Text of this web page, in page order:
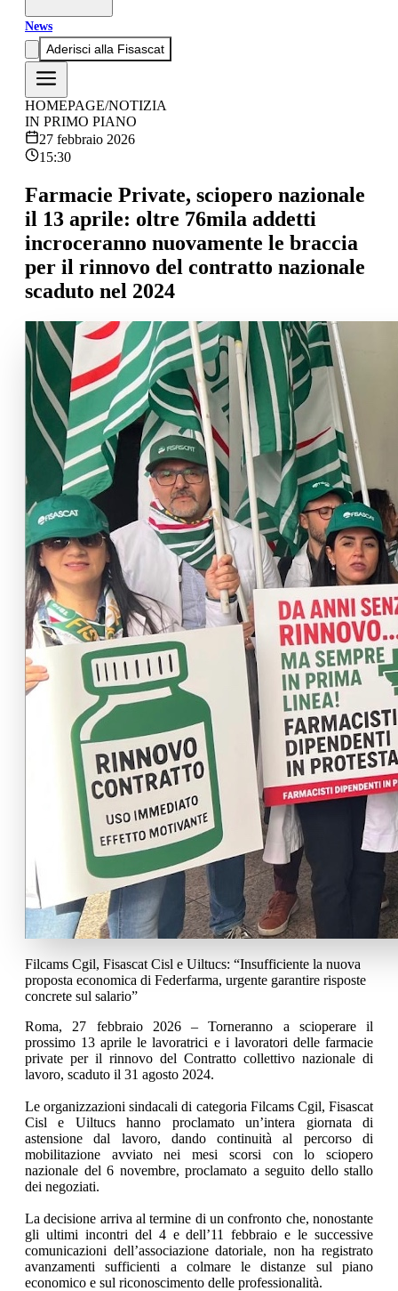
News
Aderisci alla Fisascat
HOMEPAGE/NOTIZIA
IN PRIMO PIANO
27 febbraio 2026
15:30
Farmacie Private, sciopero nazionale
il 13 aprile: oltre 76mila addetti
incroceranno nuovamente le braccia
per il rinnovo del contratto nazionale
scaduto nel 2024
Filcams Cgil, Fisascat Cisl e Uiltucs: “Insufficiente la nuova
proposta economica di Federfarma, urgente garantire risposte
concrete sul salario”
Roma, 27 febbraio 2026 – Torneranno a scioperare il
prossimo 13 aprile le lavoratrici e i lavoratori delle farmacie
private per il rinnovo del Contratto collettivo nazionale di
lavoro, scaduto il 31 agosto 2024.
Le organizzazioni sindacali di categoria Filcams Cgil, Fisascat
Cisl e Uiltucs hanno proclamato un’intera giornata di
astensione dal lavoro, dando continuità al percorso di
mobilitazione avviato nei mesi scorsi con lo sciopero
nazionale del 6 novembre, proclamato a seguito dello stallo
dei negoziati.
La decisione arriva al termine di un confronto che, nonostante
gli ultimi incontri del 4 e dell’11 febbraio e le successive
comunicazioni dell’associazione datoriale, non ha registrato
avanzamenti sufficienti a colmare le distanze sul piano
economico e sul riconoscimento delle professionalità.